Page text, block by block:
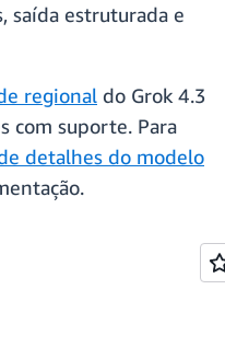
saída estruturada e
regional do Grok 4.3
com suporte. Para
detalhes do modelo